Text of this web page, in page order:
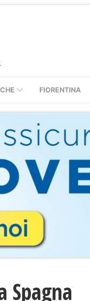
FIORENTINA
Spagna